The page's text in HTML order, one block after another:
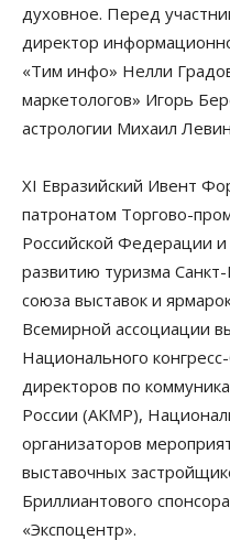
духовное. Перед
директор
«Тим инфо» Нелли
маркетологов» Игорь
астрологии Михаил
XI Евразийский Ивент
патронатом Торгово-
Российской Федерации
развитию туризма
союза выставок и
Всемирной ассоциации
Национального
директоров по
России (АКМР),
организаторов
выставочных
Бриллиантового
«Экспоцентр».